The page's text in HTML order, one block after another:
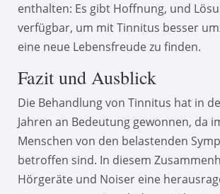
enthalten: Es gibt Hoffnung, und
verfügbar, um mit Tinnitus besser
eine neue Lebensfreude zu finden.
Fazit und Ausblick
Die Behandlung von Tinnitus hat in
Jahren an Bedeutung gewonnen, da
Menschen von den belastenden
betroffen sind. In diesem
Hörgeräte und Noiser eine